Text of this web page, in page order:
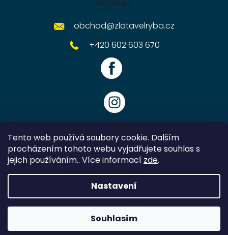
Tento web používá soubory cookie. Dalším
procházením tohoto webu vyjadřujete souhlas s
jejich používáním.. Více informací zde.
Nastavení
Souhlasím
Kontakt
obchod@zlatavelryba.cz
+420 602 603 670
Vytvořil Shoptet
Zlatavelryba.cz. Všechna práva vyhrazena.